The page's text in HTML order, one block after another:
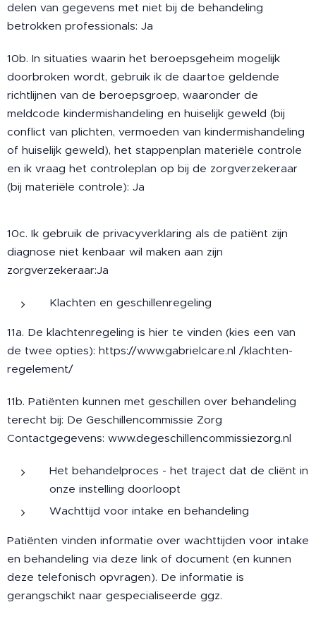
delen van gegevens met niet bij de behandeling
betrokken professionals: Ja
10b. In situaties waarin het beroepsgeheim mogelijk
doorbroken wordt, gebruik ik de daartoe geldende
richtlijnen van de beroepsgroep, waaronder de
meldcode kindermishandeling en huiselijk geweld (bij
conflict van plichten, vermoeden van kindermishandeling
of huiselijk geweld), het stappenplan materiële controle
en ik vraag het controleplan op bij de zorgverzekeraar
(bij materiële controle): Ja
10c. Ik gebruik de privacyverklaring als de patiënt zijn
diagnose niet kenbaar wil maken aan zijn
zorgverzekeraar:Ja
Klachten en geschillenregeling
11a. De klachtenregeling is hier te vinden (kies een van
de twee opties): https://www.gabrielcare.nl /klachten-
regelement/
11b. Patiënten kunnen met geschillen over behandeling
terecht bij: De Geschillencommissie Zorg
Contactgegevens: www.degeschillencommissiezorg.nl
Het behandelproces - het traject dat de cliënt in
onze instelling doorloopt
Wachttijd voor intake en behandeling
Patiënten vinden informatie over wachttijden voor intake
en behandeling via deze link of document (en kunnen
deze telefonisch opvragen). De informatie is
gerangschikt naar gespecialiseerde ggz.